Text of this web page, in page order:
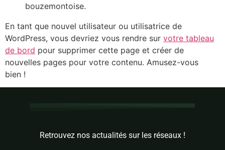
bouzemontoise.
En tant que nouvel utilisateur ou utilisatrice de
WordPress, vous devriez vous rendre sur votre tableau
de bord pour supprimer cette page et créer de
nouvelles pages pour votre contenu. Amusez-vous
bien !
Retrouvez nos actualités sur les réseaux !